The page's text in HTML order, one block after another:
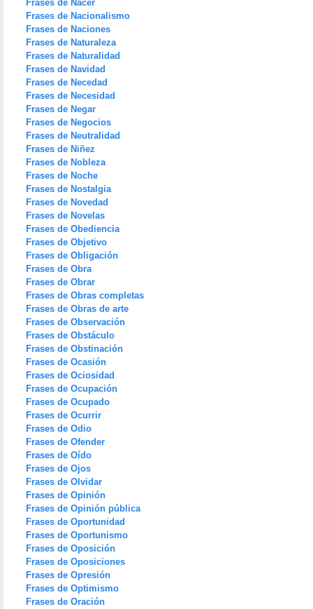
Frases de Nacer
Frases de Nacionalismo
Frases de Naciones
Frases de Naturaleza
Frases de Naturalidad
Frases de Navidad
Frases de Necedad
Frases de Necesidad
Frases de Negar
Frases de Negocios
Frases de Neutralidad
Frases de Niñez
Frases de Nobleza
Frases de Noche
Frases de Nostalgia
Frases de Novedad
Frases de Novelas
Frases de Obediencia
Frases de Objetivo
Frases de Obligación
Frases de Obra
Frases de Obrar
Frases de Obras completas
Frases de Obras de arte
Frases de Observación
Frases de Obstáculo
Frases de Obstinación
Frases de Ocasión
Frases de Ociosidad
Frases de Ocupación
Frases de Ocupado
Frases de Ocurrir
Frases de Odio
Frases de Ofender
Frases de Oído
Frases de Ojos
Frases de Olvidar
Frases de Opinión
Frases de Opinión pública
Frases de Oportunidad
Frases de Oportunismo
Frases de Oposición
Frases de Oposiciones
Frases de Opresión
Frases de Optimismo
Frases de Oración